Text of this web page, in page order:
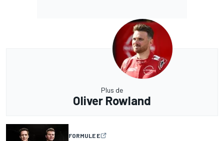
Plus de
Oliver Rowland
FORMULE E